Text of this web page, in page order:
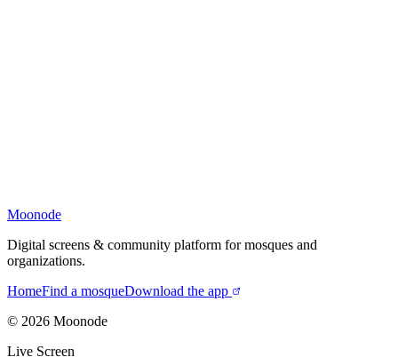
Moonode
Digital screens & community platform for mosques and
organizations.
HomeFind a mosqueDownload the app
© 2026 Moonode
Live Screen